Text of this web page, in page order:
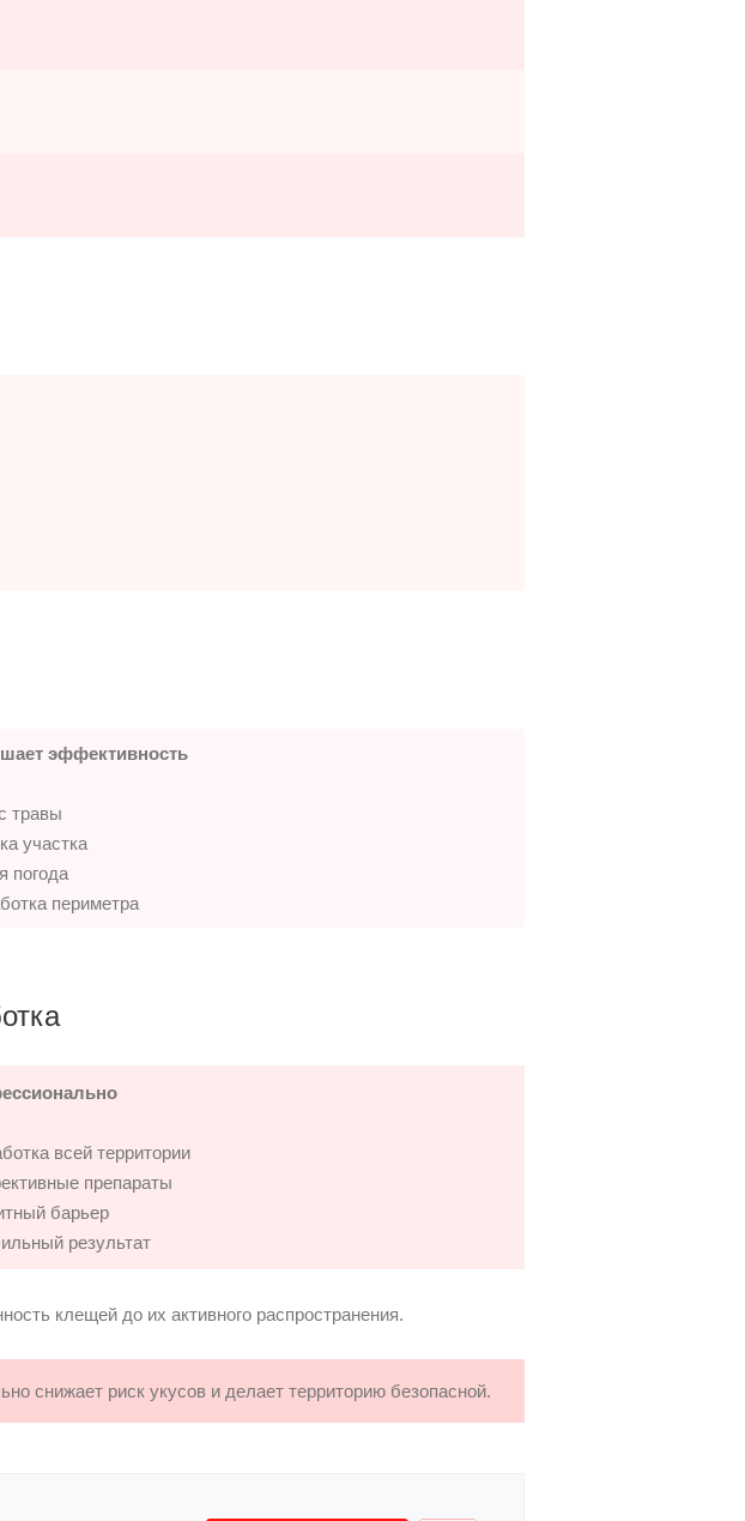
эффективность
травы
участка
погода
периметра
всей территории
препараты
барьер
результат
клещей до их активного распространения.
снижает риск укусов и делает территорию безопасной.